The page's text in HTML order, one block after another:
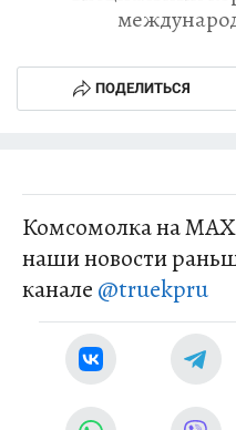
ПОДЕЛИТЬСЯ
Комсомолка на
наши новости
канале @truekpru